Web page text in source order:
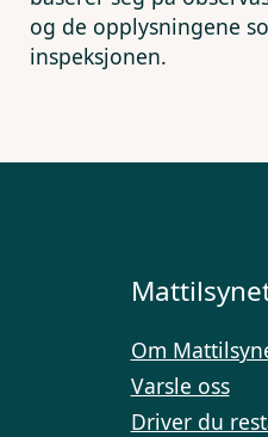
og de opplysningene
inspeksjonen.
Om
Varsle oss
Driver du